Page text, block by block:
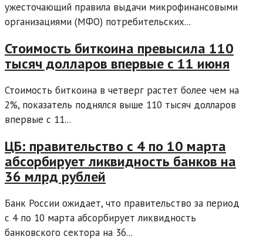
ужесточающий правила выдачи микрофинансовыми
организациями (МФО) потребительских...
Стоимость биткоина превысила 110
тысяч долларов впервые с 11 июня
Стоимость биткоина в четверг растет более чем на
2%, показатель поднялся выше 110 тысяч долларов
впервые с 11...
ЦБ: правительство с 4 по 10 марта
абсорбирует ликвидность банков на
36 млрд рублей
Банк России ожидает, что правительство за период
с 4 по 10 марта абсорбирует ликвидность
банковского сектора на 36...